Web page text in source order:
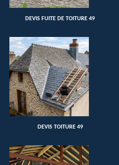
DEVIS FUITE DE TOITURE 49
DEVIS TOITURE 49